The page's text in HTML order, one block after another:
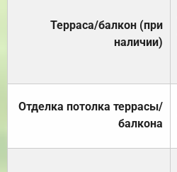
Терраса/балкон (при
наличии)
Отделка потолка террасы/
балкона